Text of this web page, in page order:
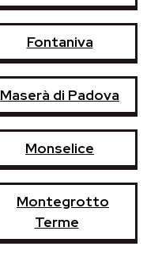
Fontaniva
Maserà di Padova
Monselice
Montegrotto
Terme